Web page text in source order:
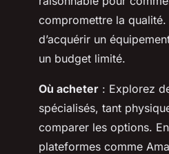
compromettre la
d’acquérir un
un budget limité.
Où acheter : Explorez
spécialisés, tant
comparer les options.
plateformes comme